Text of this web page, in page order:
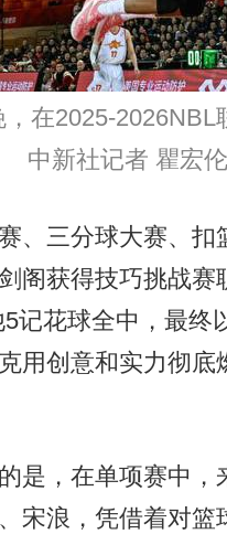
在2025-
中新社记者 瞿宏
三分球大赛、扣
阁获得技巧挑战赛
5记花球全中，最
用创意和实力彻
，在单项赛中，
宋浪，凭借着对